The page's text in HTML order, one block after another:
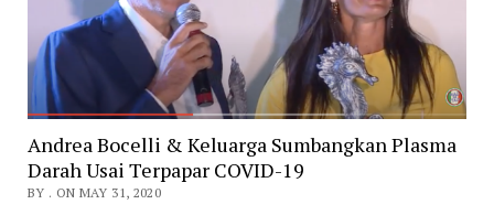
Andrea Bocelli & Keluarga Sumbangkan Plasma
Darah Usai Terpapar COVID-19
BY . ON MAY 31, 2020